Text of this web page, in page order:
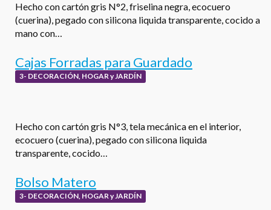
Hecho con cartón gris N°2, friselina negra, ecocuero
(cuerina), pegado con silicona liquida transparente, cocido a
mano con…
Cajas Forradas para Guardado
3- DECORACIÓN, HOGAR y JARDÍN
Hecho con cartón gris N°3, tela mecánica en el interior,
ecocuero (cuerina), pegado con silicona liquida
transparente, cocido…
Bolso Matero
3- DECORACIÓN, HOGAR y JARDÍN